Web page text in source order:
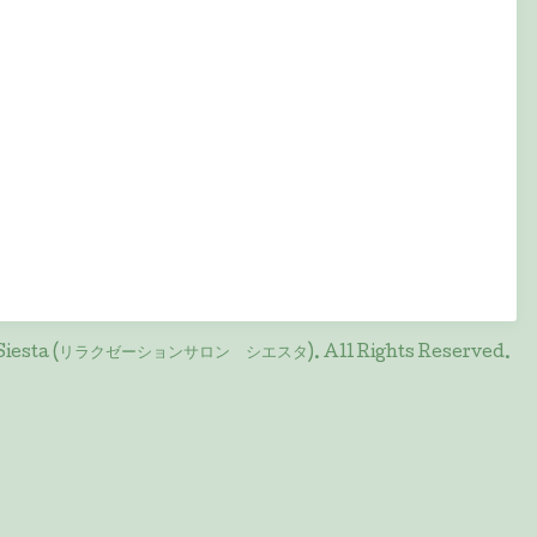
(リラクゼーションサロン シエスタ). All Rights Reserved.